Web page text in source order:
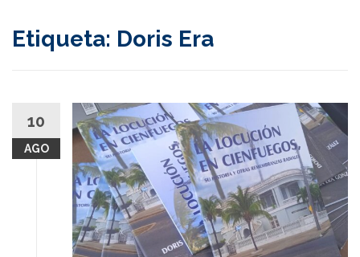
Etiqueta: Doris Era
10
AGO